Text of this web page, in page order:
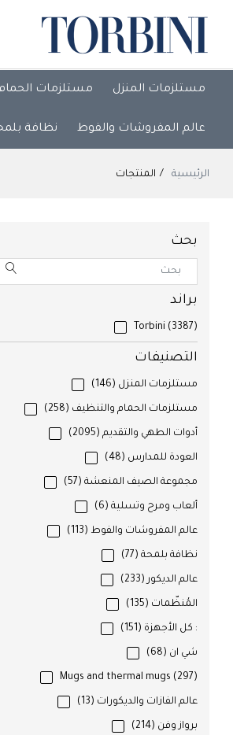
مستلزمات المنزل مستلزمات
عالم المفروشات والفوط نظافة
الرئيسية المنتجات
بحث
براند
Torbini (3387)
التصنيفات
مستلزمات المنزل (146)
مستلزمات الحمام والتنظيف (258)
أدوات الطهي والتقديم (2095)
العودة للمدارس (48)
مجموعة الصيف المنعشة (57)
ألعاب ومرح وتسلية (6)
عالم المفروشات والفوط (113)
نظافة بلمحة (77)
عالم الديكور(233)
المُنظّمات (135)
: كل الأجهزة (151)
شي ان (68)
Mugs and thermal mugs (297)
عالم الفازات والديكورات (13)
برواز وفن (214)